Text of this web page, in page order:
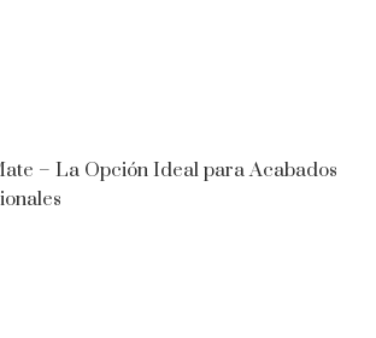
– La Opción Ideal para Acabados